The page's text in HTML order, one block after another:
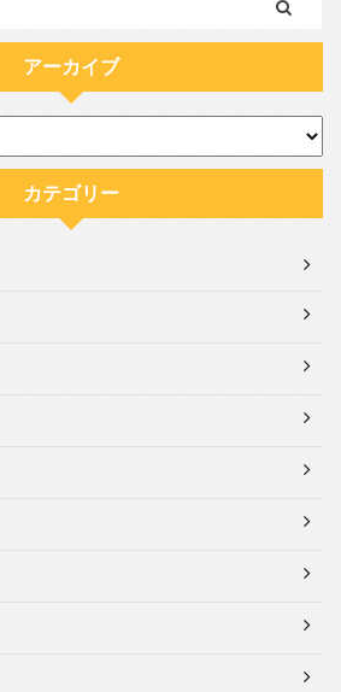
アーカイブ
カテゴリー